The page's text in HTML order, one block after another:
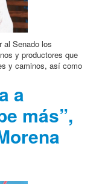
al Senado los
y productores que
y caminos, así como
a
más”,